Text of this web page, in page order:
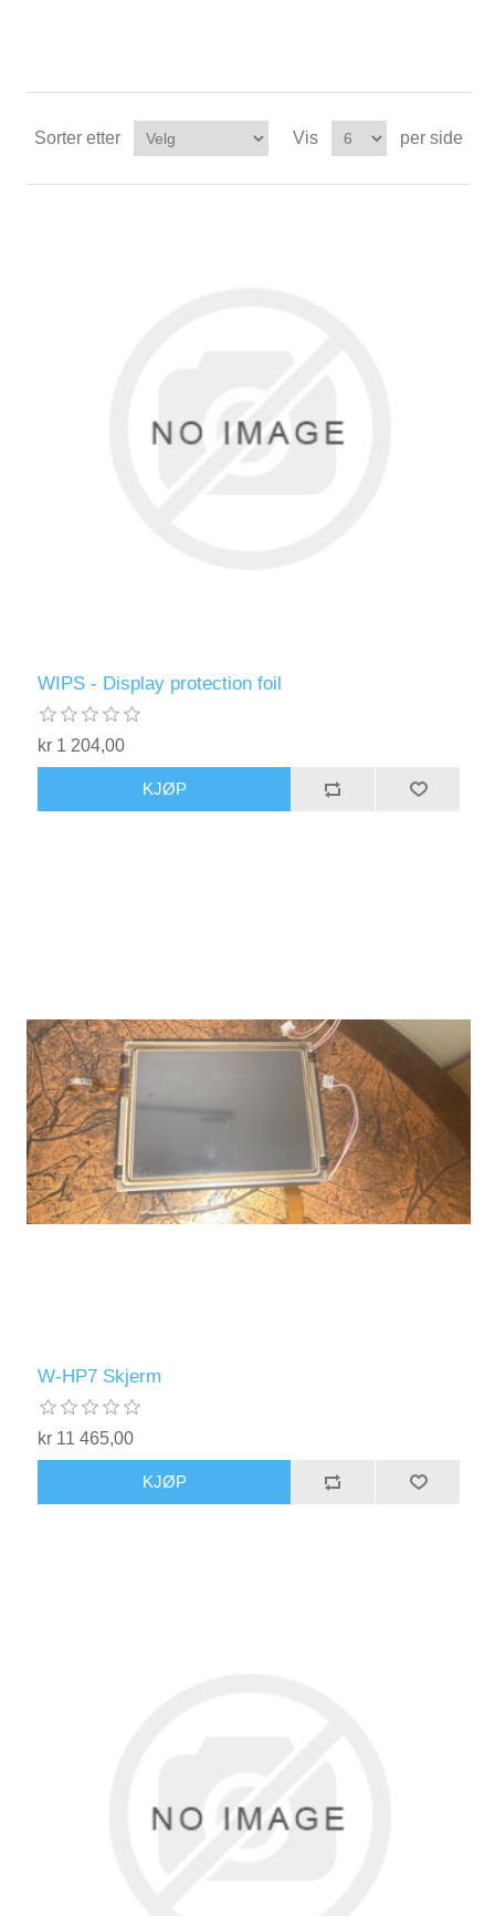
Sorter etter Vis per side
WIPS - Display protection foil
kr 1 204,00
KJØP
W-HP7 Skjerm
kr 11 465,00
KJØP